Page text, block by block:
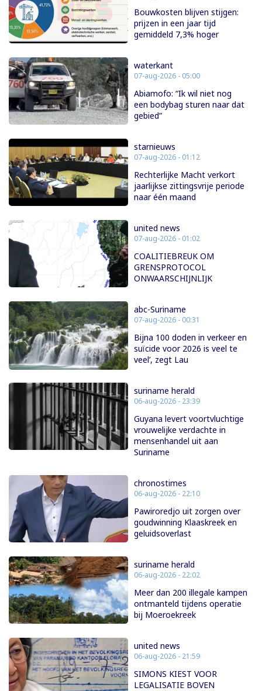
Bouwkosten blijven stijgen:
prijzen in een jaar tijd
gemiddeld 7,3% hoger
waterkant
07-aug-2026 - 05:00
Abiamofo: “Ik wil niet nog
een bodybag sturen naar dat
gebied”
starnieuws
07-aug-2026 - 01:12
Rechterlijke Macht verkort
jaarlijkse zittingsvrije periode
naar één maand
united news
07-aug-2026 - 01:02
COALITIEBREUK OM
GRENSPROTOCOL
ONWAARSCHIJNLIJK
abc-Suriname
07-aug-2026 - 00:31
Bijna 100 doden in verkeer en
suïcide voor 2026 is veel te
veel’, zegt Lau
suriname herald
06-aug-2026 - 23:39
Guyana levert voortvluchtige
vrouwelijke verdachte in
mensenhandel uit aan
Suriname
chronostimes
06-aug-2026 - 22:10
Pawiroredjo uit zorgen over
goudwinning Klaaskreek en
geluidsoverlast
suriname herald
06-aug-2026 - 22:02
Meer dan 200 illegale kampen
ontmanteld tijdens operatie
bij Moeroekreek
united news
06-aug-2026 - 21:59
SIMONS KIEST VOOR
LEGALISATIE BOVEN